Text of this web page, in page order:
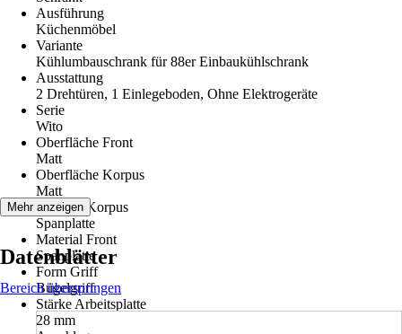
Ausführung
Küchenmöbel
Variante
Kühlumbauschrank für 88er Einbaukühlschrank
Ausstattung
2 Drehtüren, 1 Einlegeboden, Ohne Elektrogeräte
Serie
Wito
Oberfläche Front
Matt
Oberfläche Korpus
Matt
Material Korpus
Spanplatte
Material Front
Spanplatte
Form Griff
Bügelgriff
Stärke Arbeitsplatte
28 mm
Mehr anzeigen
Datenblätter
Bereich überspringen